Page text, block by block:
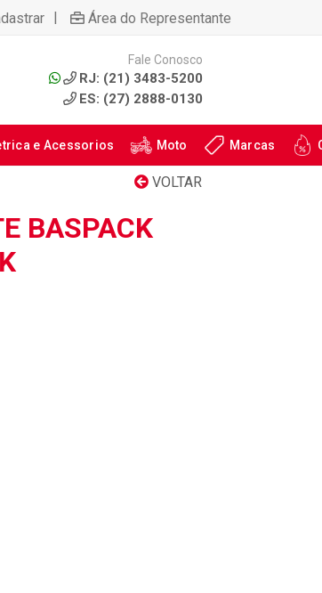
| Área do Representante
Fale Conosco
RJ: (21) 3483-5200
ES: (27) 2888-0130
e Acessorios Moto Marcas
VOLTAR
BASPACK